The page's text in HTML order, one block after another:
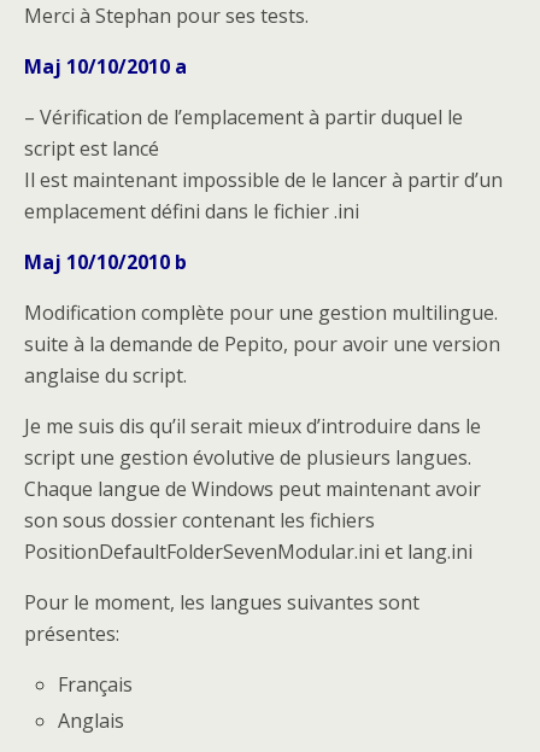
Merci à Stephan pour ses tests.
Maj 10/10/2010 a
– Vérification de l’emplacement à partir duquel le
script est lancé
Il est maintenant impossible de le lancer à partir d’un
emplacement défini dans le fichier .ini
Maj 10/10/2010 b
Modification complète pour une gestion multilingue.
suite à la demande de Pepito, pour avoir une version
anglaise du script.
Je me suis dis qu’il serait mieux d’introduire dans le
script une gestion évolutive de plusieurs langues.
Chaque langue de Windows peut maintenant avoir
son sous dossier contenant les fichiers
PositionDefaultFolderSevenModular.ini et lang.ini
Pour le moment, les langues suivantes sont
présentes:
Français
Anglais